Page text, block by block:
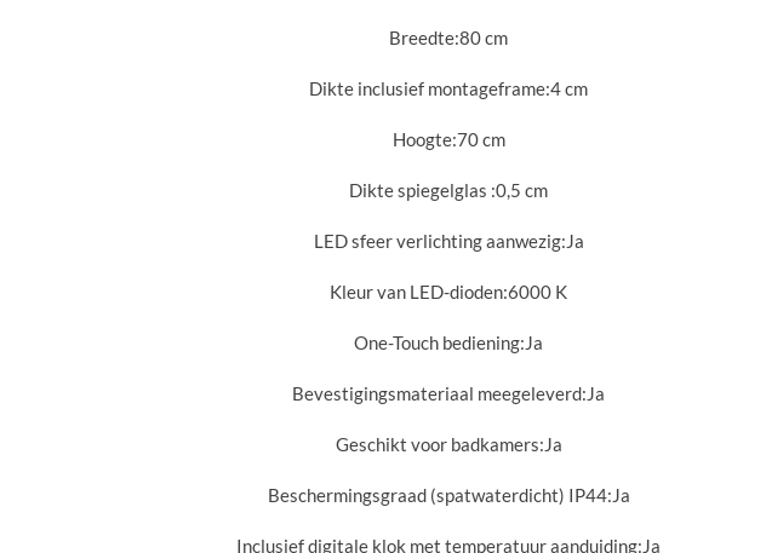
Breedte:80 cm
Dikte inclusief montageframe:4 cm
Hoogte:70 cm
Dikte spiegelglas :0,5 cm
LED sfeer verlichting aanwezig:Ja
Kleur van LED-dioden:6000 K
One-Touch bediening:Ja
Bevestigingsmateriaal meegeleverd:Ja
Geschikt voor badkamers:Ja
Beschermingsgraad (spatwaterdicht) IP44:Ja
Inclusief digitale klok met temperatuur aanduiding:Ja